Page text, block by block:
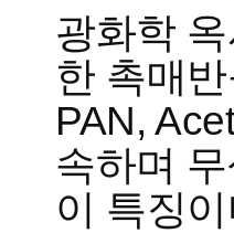
광화학
한 촉매
PAN,
속하며
이 특징